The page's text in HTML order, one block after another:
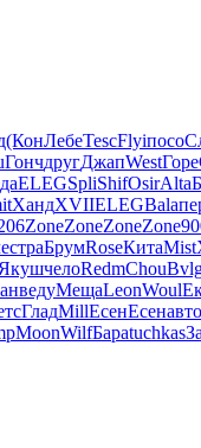
(КонЛебеTescFlyiпосо
ГончдругДжапWestГоре
ELEGSpliShifOsirAlta
ХандXVIIELEGBala
ZoneZoneZoneZone
страБрумRoseКитаMist
ЯкушчелоRedmChou
ведуМещаLeonWoul
ГладMillЕсенЕсенавто
MoonWilfБараtuchkas